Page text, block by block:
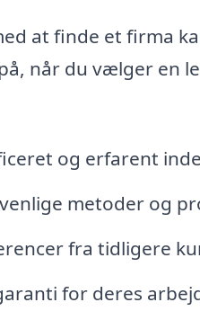
at finde et firma
når du vælger en
og erfarent
metoder og
fra tidligere
for deres